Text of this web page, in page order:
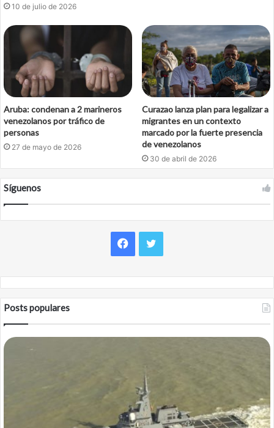
10 de julio de 2026
Aruba: condenan a 2 marineros
venezolanos por tráfico de
personas
27 de mayo de 2026
Curazao lanza plan para legalizar a
migrantes en un contexto
marcado por la fuerte presencia
de venezolanos
30 de abril de 2026
Síguenos
Facebook
Twitter
Posts populares